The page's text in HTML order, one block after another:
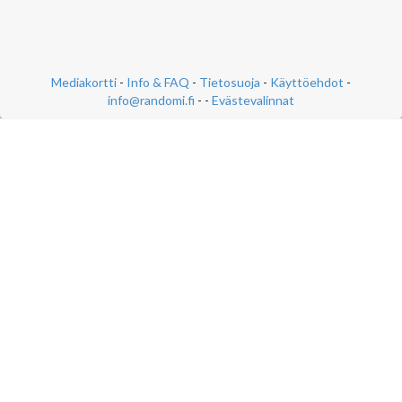
Mediakortti - Info & FAQ - Tietosuoja - Käyttöehdot -
info@randomi.fi - - Evästevalinnat